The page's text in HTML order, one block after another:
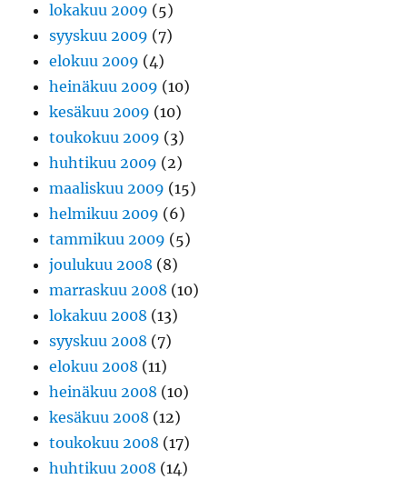
lokakuu 2009 (5)
syyskuu 2009 (7)
elokuu 2009 (4)
heinäkuu 2009 (10)
kesäkuu 2009 (10)
toukokuu 2009 (3)
huhtikuu 2009 (2)
maaliskuu 2009 (15)
helmikuu 2009 (6)
tammikuu 2009 (5)
joulukuu 2008 (8)
marraskuu 2008 (10)
lokakuu 2008 (13)
syyskuu 2008 (7)
elokuu 2008 (11)
heinäkuu 2008 (10)
kesäkuu 2008 (12)
toukokuu 2008 (17)
huhtikuu 2008 (14)